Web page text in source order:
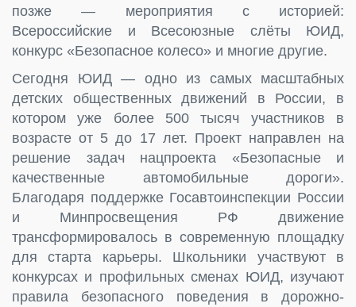
позже — мероприятия с историей:
Всероссийские и Всесоюзные слёты ЮИД,
конкурс «Безопасное колесо» и многие другие.
Сегодня ЮИД — одно из самых масштабных
детских общественных движений в России, в
котором уже более 500 тысяч участников в
возрасте от 5 до 17 лет. Проект направлен на
решение задач нацпроекта «Безопасные и
качественные автомобильные дороги».
Благодаря поддержке Госавтоинспекции России
и Минпросвещения РФ движение
трансформировалось в современную площадку
для старта карьеры. Школьники участвуют в
конкурсах и профильных сменах ЮИД, изучают
правила безопасного поведения в дорожно-